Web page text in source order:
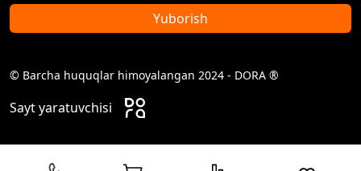
Yuborish
© Barcha huquqlar himoyalangan 2024 - DORA ®
Sayt yaratuvchisi